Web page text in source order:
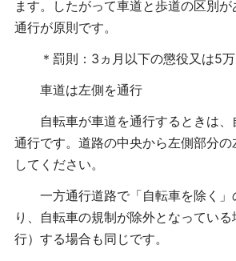
ます。
したがって車道と歩道の区別
通行が原則です。
＊罰則：3ヵ月以下の懲役又は5万
車道は左側を通行
自転車が車道を通行するときは
通行です。 道路の中央から左側部分
してください。
一方通行道路で「自転車を除く」
り、自転車の規制が除外となってい
行）する場合も同じです。